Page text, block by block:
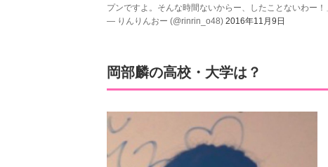
プンですよ。そんな時間ないからー、したことないわー！
— りんりんおー (@rinrin_o48) 2016年11月9日
岡部麟の高校・大学は？